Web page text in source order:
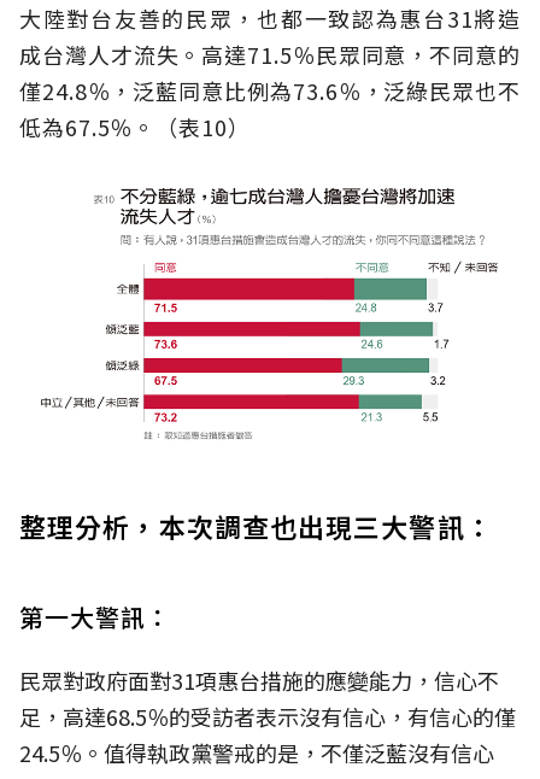
大陸對台友善的民眾，也都一致認為惠台31將造
成台灣人才流失。高達71.5％民眾同意，不同意的
僅24.8％，泛藍同意比例為73.6％，泛綠民眾也不
低為67.5％。（表10）
整理分析，本次調查也出現三大警訊：
第一大警訊：
民眾對政府面對31項惠台措施的應變能力，信心不
足，高達68.5％的受訪者表示沒有信心，有信心的僅
24.5％。值得執政黨警戒的是，不僅泛藍沒有信心